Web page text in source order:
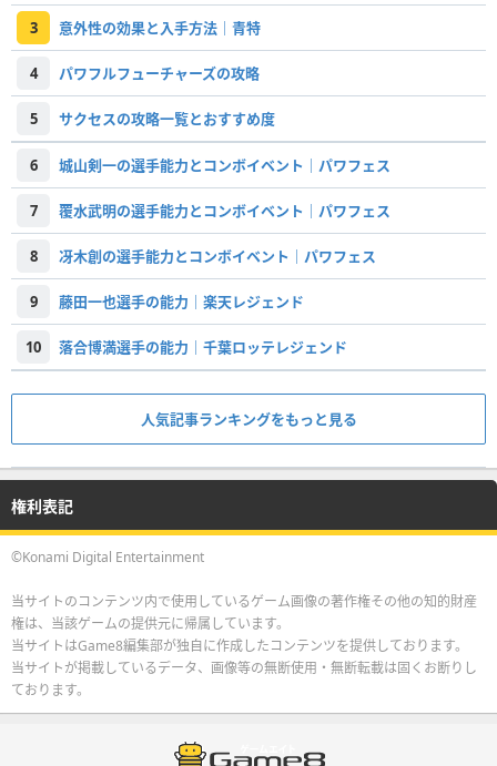
3 意外性の効果と入手方法｜青特
4 パワフルフューチャーズの攻略
5 サクセスの攻略一覧とおすすめ度
6 城山剣一の選手能力とコンボイベント｜パワフェス
7 覆水武明の選手能力とコンボイベント｜パワフェス
8 冴木創の選手能力とコンボイベント｜パワフェス
9 藤田一也選手の能力｜楽天レジェンド
10 落合博満選手の能力｜千葉ロッテレジェンド
人気記事ランキングをもっと見る
権利表記
©Konami Digital Entertainment
当サイトのコンテンツ内で使用しているゲーム画像の著作権その他の知的財産
権は、当該ゲームの提供元に帰属しています。
当サイトはGame8編集部が独自に作成したコンテンツを提供しております。
当サイトが掲載しているデータ、画像等の無断使用・無断転載は固くお断りし
ております。